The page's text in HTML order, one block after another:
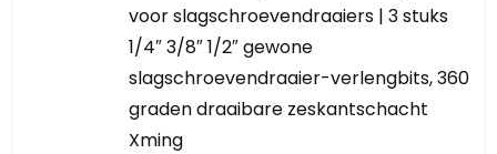
voor slagschroevendraaiers | 3 stuks
1/4″ 3/8″ 1/2″ gewone
slagschroevendraaier-verlengbits, 360
graden draaibare zeskantschacht
Xming